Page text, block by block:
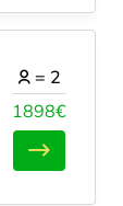
1898€
= 2